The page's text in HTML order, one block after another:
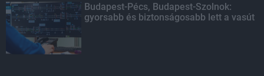
Budapest-Pécs, Budapest-Szolnok:
gyorsabb és biztonságosabb lett a vasút